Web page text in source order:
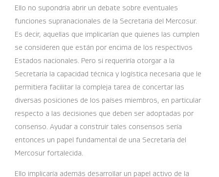
Ello no supondría abrir un debate sobre eventuales
funciones supranacionales de la Secretaria del Mercosur.
Es decir, aquellas que implicarían que quienes las cumplen
se consideren que están por encima de los respectivos
Estados nacionales. Pero si requeriría otorgar a la
Secretaría la capacidad técnica y logística necesaria que le
permitiera facilitar la compleja tarea de concertar las
diversas posiciones de los países miembros, en particular
respecto a las decisiones que deben ser adoptadas por
consenso. Ayudar a construir tales consensos sería
entonces un papel fundamental de una Secretaría del
Mercosur fortalecida.
Ello implicaría además desarrollar un papel activo de la